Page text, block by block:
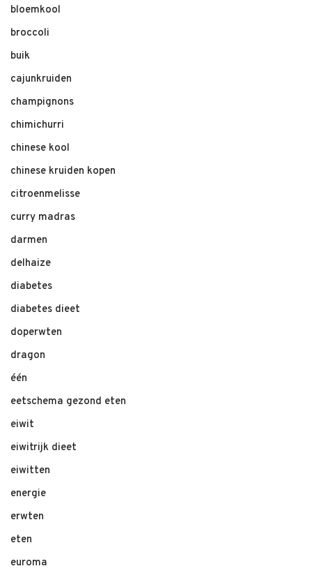
bloemkool
broccoli
buik
cajunkruiden
champignons
chimichurri
chinese kool
chinese kruiden kopen
citroenmelisse
curry madras
darmen
delhaize
diabetes
diabetes dieet
doperwten
dragon
één
eetschema gezond eten
eiwit
eiwitrijk dieet
eiwitten
energie
erwten
eten
euroma